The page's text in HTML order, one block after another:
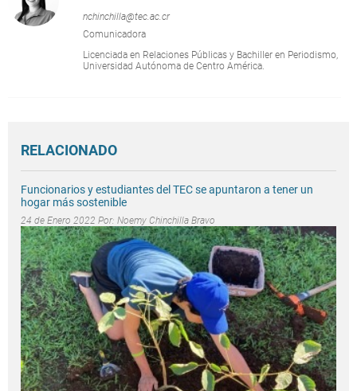
nchinchilla@tec.ac.cr
Comunicadora
Licenciada en Relaciones Públicas y Bachiller en Periodismo,
Universidad Autónoma de Centro América.
RELACIONADO
Funcionarios y estudiantes del TEC se apuntaron a tener un
hogar más sostenible
24 de Enero 2022 Por: Noemy Chinchilla Bravo